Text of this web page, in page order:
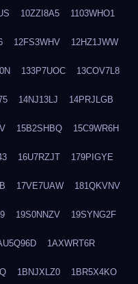
10ZZI8A5 1103WHO1
12FS3WHV 12HZ1JWW
133P7UOC 13COV7L8
14NJ13LJ 14PRJLGB
15B2SHBQ 15C9WR6H
16U7RZJT 179PIGYE
17VE7UAW 181QKVNV
19S0NNZV 19SYNG2F
1AXWRT6R
1BNJXLZ0 1BR5X4KO